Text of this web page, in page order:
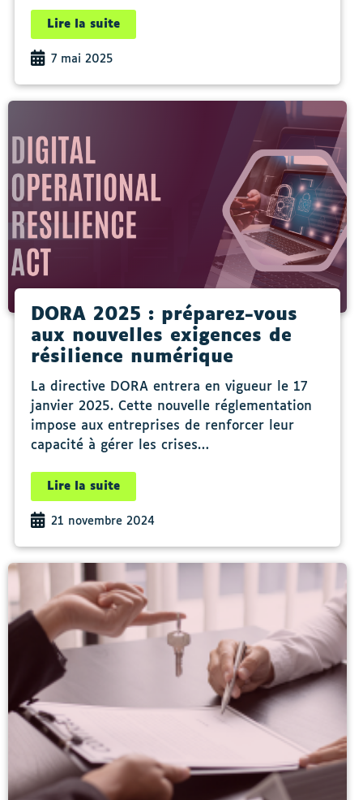
Lire la suite
7 mai 2025
DORA 2025 : préparez-vous
aux nouvelles exigences de
résilience numérique
La directive DORA entrera en vigueur le 17
janvier 2025. Cette nouvelle réglementation
impose aux entreprises de renforcer leur
capacité à gérer les crises…
Lire la suite
21 novembre 2024